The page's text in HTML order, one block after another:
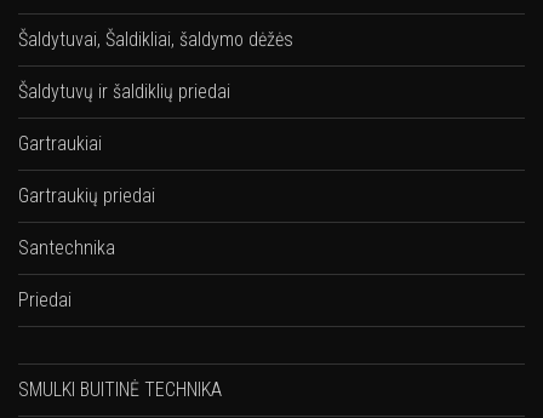
Šaldytuvai, Šaldikliai, šaldymo dėžės
Šaldytuvų ir šaldiklių priedai
Gartraukiai
Gartraukių priedai
Santechnika
Priedai
SMULKI BUITINĖ TECHNIKA